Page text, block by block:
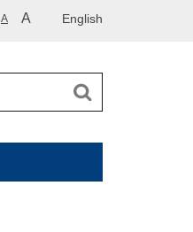
English
A A